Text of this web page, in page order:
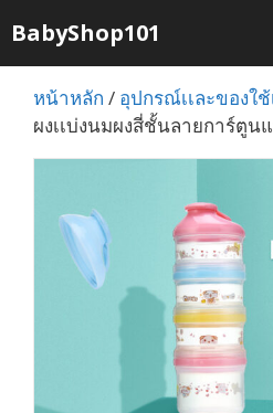
to
content
BabyShop101
หน้าหลัก / อุปกรณ์เเละของใ
ผงเเบ่งนมผงสี่ชั้นลายการ์ตูน